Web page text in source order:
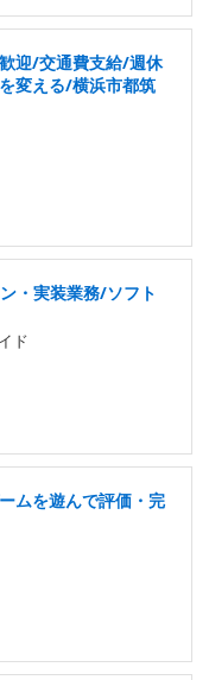
迎/交通費支給/週休
変える/横浜市都筑
・実装業務/ソフト
ド
ムを遊んで評価・完